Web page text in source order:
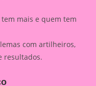
mais e quem tem
com artilheiros,
resultados.